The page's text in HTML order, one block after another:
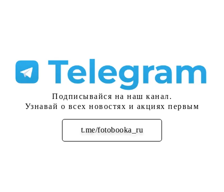
Подписывайся на наш канал.
Узнавай о всех новостях и акциях первым
t.me/fotobooka_ru
Подписаться